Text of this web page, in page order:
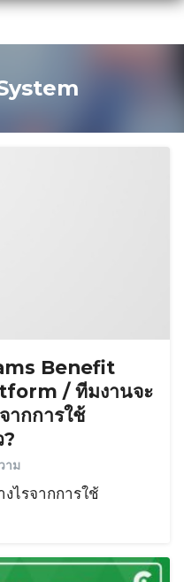
Benefit
/ ทีมงานจะ
ากการใช้
าม
ไรจากการใช้